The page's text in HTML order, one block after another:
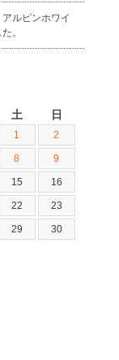
ルピンホワイ
。
土 日
1 2
8 9
15 16
22 23
29 30